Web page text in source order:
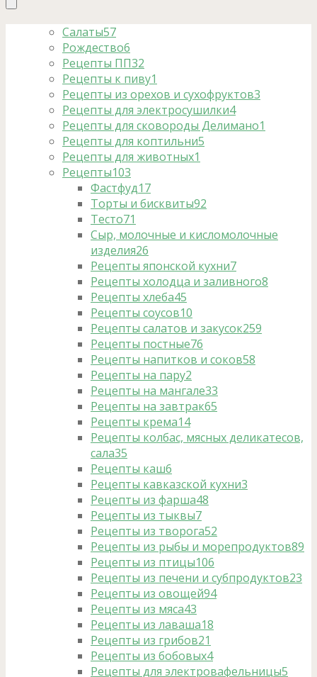
Салаты57
Рождество6
Рецепты ПП32
Рецепты к пиву1
Рецепты из орехов и сухофруктов3
Рецепты для электросушилки4
Рецепты для сковороды Делимано1
Рецепты для коптильни5
Рецепты для животных1
Рецепты103
Фастфуд17
Торты и бисквиты92
Тесто71
Сыр, молочные и кисломолочные
изделия26
Рецепты японской кухни7
Рецепты холодца и заливного8
Рецепты хлеба45
Рецепты соусов10
Рецепты салатов и закусок259
Рецепты постные76
Рецепты напитков и соков58
Рецепты на пару2
Рецепты на мангале33
Рецепты на завтрак65
Рецепты крема14
Рецепты колбас, мясных деликатесов,
сала35
Рецепты каш6
Рецепты кавказской кухни3
Рецепты из фарша48
Рецепты из тыквы7
Рецепты из творога52
Рецепты из рыбы и морепродуктов89
Рецепты из птицы106
Рецепты из печени и субпродуктов23
Рецепты из овощей94
Рецепты из мяса43
Рецепты из лаваша18
Рецепты из грибов21
Рецепты из бобовых4
Рецепты для электровафельницы5